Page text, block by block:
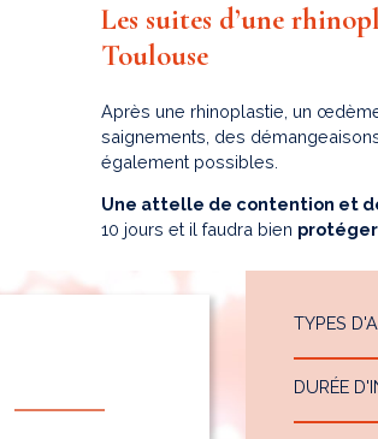
Les suites d’une
Toulouse
Après une rhinoplastie, un
saignements, des
également possibles.
Une attelle de contention et
10 jours et il faudra bien
TYPES
DURÉE